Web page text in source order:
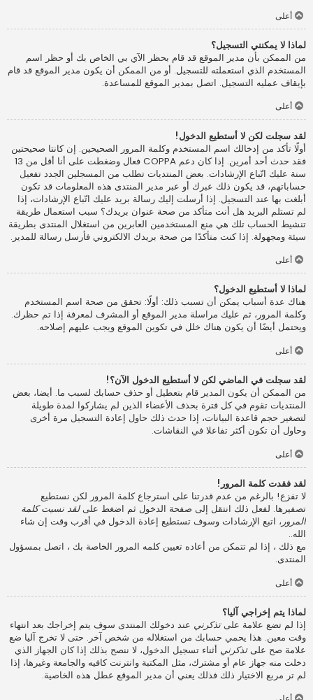
أعلى
لماذا لا يمكنني التسجيل؟
من الممكن بأن مدير الموقع قد قام بحظر الآي بي الخاص بك أو حظر اسم
المستخدم الذي استعملته للتسجيل. أو من الممكن أن يكون مدير الموقع قد قام
بإيقاف عمليه التسجيل. اتصل بمدير الموقع للمساعدة.
أعلى
لقد سجلت لكن لا أستطيع الدخول!
أولًا تأكد من إدخالك اسم المستخدم وكلمة المرور الصحيحين. إن كانتا صحيحتين
فقد حدث أحد أمرين. إذا كان دعم COPPA فعال وضغطت على أنا أقل من 13
سنة عليك اتّباع الإرشادات. بعض المنتديات تطلب من المسجلين الجدد تفعيل
حساباتهم، قد يكون ذلك عبرك أو عبر مدير المنتدى هذه المعلومات قد تكون
أبلغت بها عند التسجيل. إذا أرسلت إليك رسالة بريد عليك اتّباع الإرشادات، إذا
لم تستلم البريد هل أنت متأكد من صحة عنوان بريدك؟ سبب استعمال طريقة
تنشيط الحساب تلك هي منع المستخدمين العابرين من استغلال المنتدى بطريقة
سيئة ومجهولة. إذا كنت متأكدًا من صحة بريدك الالكتروني فأرسل رسالة للمدير.
أعلى
لماذا لا أستطيع الدخول؟
هناك عدة أسباب يمكن أن تسبب ذلك: أولًا: تحقق من صحة اسم المستخدم
وكلمة المرور، ثم عليك مراسلة مدير الموقع أو المشرف لمعرفة إذا تم حظرك.
ويحتمل أيضًا أن يكون هناك خلل في تكوين الموقع ويجب عليهم إصلاحه.
أعلى
لقد سجلت في الماضي لكن لا أستطيع الدخول الآن؟!
من الممكن أن يكون المدير قام بتعطيل أو حذف حسابك لسبب ما. أيضا، بعض
المنتديات تقوم في كل فترة بحذف الأعضاء الذين لم يشاركوا لمدة طويلة
لتصغير حجم قاعدة البيانات، إذا حدث ذلك حاول إعادة التسجيل مرة أخرى
وحاول أن تكون أكثر تفاعلا في النقاشات.
أعلى
لقد فقدت كلمة المرور!
لا تفزع! بالرغم من عدم قدرتنا على استرجاع كلمة المرور لكن نستطيع
تصفيرها. لفعل ذلك انتقل إلى صفحة الدخول ثم اضغط علىلقد نسيت كلمة
المرور ، اتبع الإرشادات وسوف تستطيع إعادة الدخول في أقرب وقت إن شاء
الله..
مع ذلك ، إذا لم تتمكن من أعاده تعيين كلمه المرور الخاصة بك ، اتصل بمسؤول
المنتدى.
أعلى
لماذا يتم إخراجي آليا؟
إذا لم تضع علامة علىتذكرني عند دخولك المنتدى سوف يتم إخراجك بعد انتهاء
وقت معين. هذا يحمي حسابك من استغلاله من شخص آخر. حتى لا تخرج آليا ضع
علامة صح علىتذكرني أثناء تسجيل الدخول، لا ننصح بذلك إذا كان الجهاز الذي
دخلت منه جهاز عام أو مشترك، مثل المكتبة وانترنت كافيه والجامعة وغيرها، إذا
لم تر مربع الاختيار ذلك فذلك يعني أن مدير الموقع عطل هذه الخاصية.